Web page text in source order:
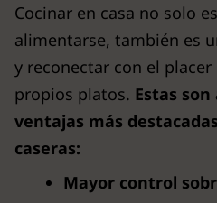
Cocinar en casa no solo
alimentarse, también es
y reconectar con el
propios platos. Estas
ventajas más
caseras:
Mayor control